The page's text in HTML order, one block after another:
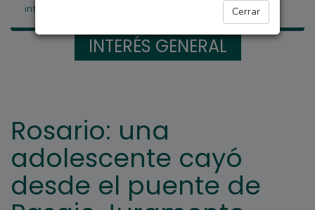
Cerrar
internada
INTERÉS GENERAL
Rosario: una
adolescente cayó
desde el puente de